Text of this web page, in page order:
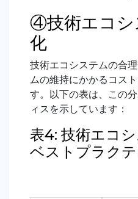
④技術エコシ
化
技術エコシステムの合
ムの維持にかかるコス
す。以下の表は、この
ィスを示しています：
表4: 技術エコ
ベストプラク